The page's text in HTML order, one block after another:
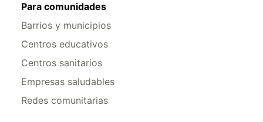
Para comunidades
Barrios y municipios
Centros educativos
Centros sanitarios
Empresas saludables
Redes comunitarias